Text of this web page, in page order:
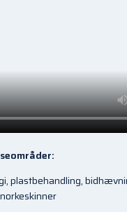
plastbehandling,